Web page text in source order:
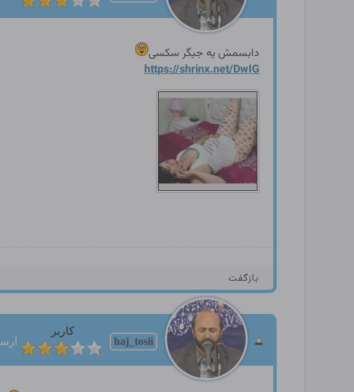
دابسمش یه جیگر سکسی
https://shrinx.net/DwIG
بازگفت
haj_tosii
کاربر